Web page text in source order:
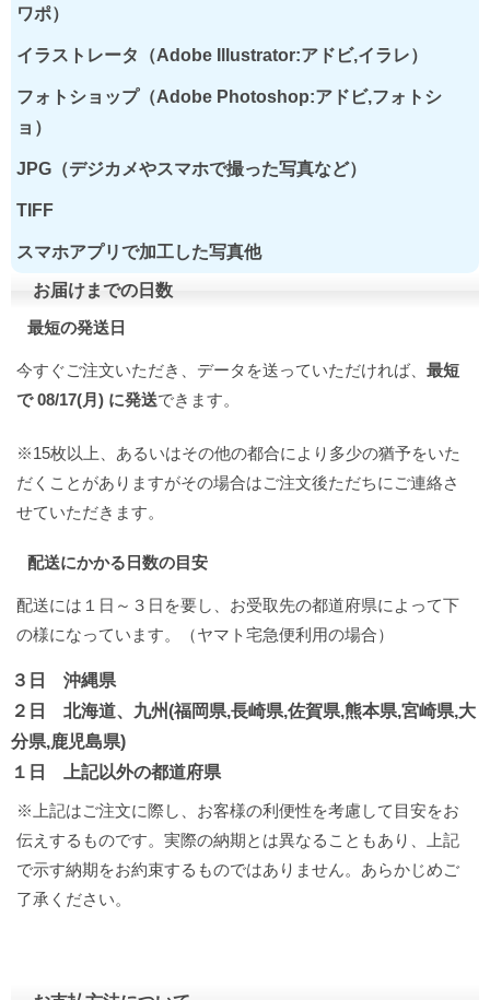
ワポ）
イラストレータ（Adobe Illustrator:アドビ,イラレ）
フォトショップ（Adobe Photoshop:アドビ,フォトシ
ョ）
JPG（デジカメやスマホで撮った写真など）
TIFF
スマホアプリで加工した写真他
お届けまでの日数
最短の発送日
今すぐご注文いただき、データを送っていただければ、 最短
で 08/17(月) に発送できます。
※15枚以上、あるいはその他の都合により多少の猶予をいた
だくことがありますがその場合はご注文後ただちにご連絡さ
せていただきます。
配送にかかる日数の目安
配送には１日～３日を要し、お受取先の都道府県によって下
の様になっています。（ヤマト宅急便利用の場合）
３日 沖縄県
２日 北海道、九州(福岡県,長崎県,佐賀県,熊本県,宮崎県,大
分県,鹿児島県)
１日 上記以外の都道府県
※上記はご注文に際し、お客様の利便性を考慮して目安をお
伝えするものです。実際の納期とは異なることもあり、上記
で示す納期をお約束するものではありません。あらかじめご
了承ください。